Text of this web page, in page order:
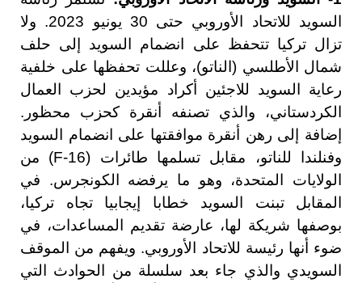
السويد للاتحاد الأوروبي حتى 30 يونيو 2023. ولا
تزال تركيا تتحفظ على انضمام السويد إلى حلف
شمال الأطلسي (الناتو)، وعللت تحفظها على خلفية
رعاية السويد للاجئين أكراد مؤيدين لحزب العمال
الكردستاني، والذي تصنفه أنقرة كحزب محظور.
إضافة إلى رهن أنقرة موافقتها على انضمام السويد
وفنلندا للناتو، مقابل تسلمها طائرات (F-16) من
الولايات المتحدة، وهو ما يرفضه الكونجرس. في
المقابل تبنت السويد خطابا إيجابيا تجاه تركيا،
بوصفها شريكة لها، عارضة تقديم المساعدات، في
ضوء أنها رئيسة للاتحاد الأوروبي. ويفهم من الموقف
السويدي والذي جاء بعد سلسلة من الحوادث التي